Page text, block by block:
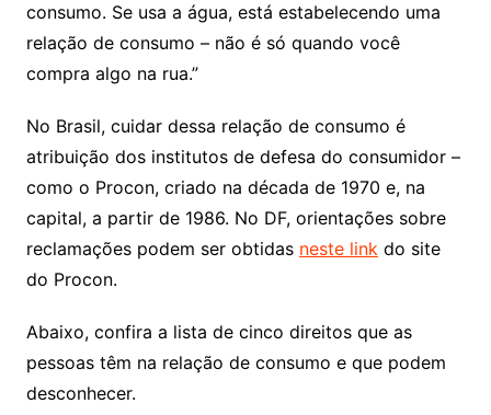
consumo. Se usa a água, está estabelecendo uma
relação de consumo – não é só quando você
compra algo na rua.”
No Brasil, cuidar dessa relação de consumo é
atribuição dos institutos de defesa do consumidor –
como o Procon, criado na década de 1970 e, na
capital, a partir de 1986. No DF, orientações sobre
reclamações podem ser obtidas neste linkdo site
do Procon.
Abaixo, confira a lista de cinco direitos que as
pessoas têm na relação de consumo e que podem
desconhecer.